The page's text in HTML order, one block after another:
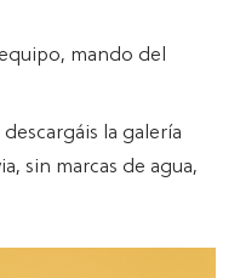
mando del
la galería
sin marcas de agua,